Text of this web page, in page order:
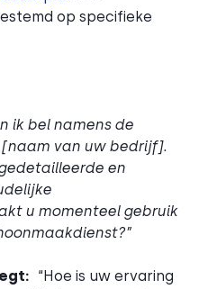
op specifieke
ik bel namens de
van uw bedrijf].
en
u momenteel gebruik
“Hoe is uw ervaring